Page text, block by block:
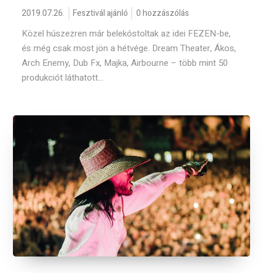
2019.07.26. Fesztivál ajánló 0 hozzászólás
Közel húszezren már belekóstoltak az idei FEZEN-be,
és még csak most jön a hétvége. Dream Theater, Ákos,
Arch Enemy, Dub Fx, Majka, Airbourne – több mint 50
produkciót láthatott...